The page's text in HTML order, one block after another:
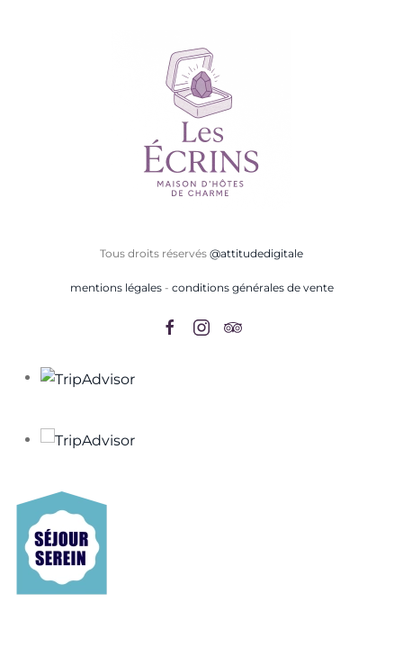
Tous droits réservés @attitudedigitale
mentions légales- conditions générales de vente